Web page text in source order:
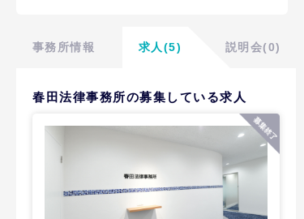
事務所情報 求人(5) 説明会(0)
春田法律事務所の募集している求人